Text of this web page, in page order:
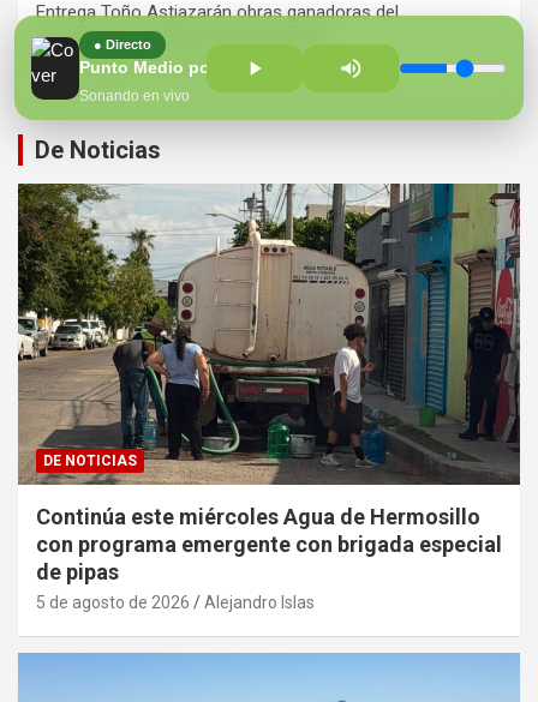
● Directo
Sonando en vivo
Entrega Toño Astiazarán obras ganadoras del
presupuesto CRECES en Montecarlo
¡Perversidad sin límites!
De Noticias
DE NOTICIAS
Continúa este miércoles Agua de Hermosillo
con programa emergente con brigada especial
de pipas
5 de agosto de 2026 Alejandro Islas